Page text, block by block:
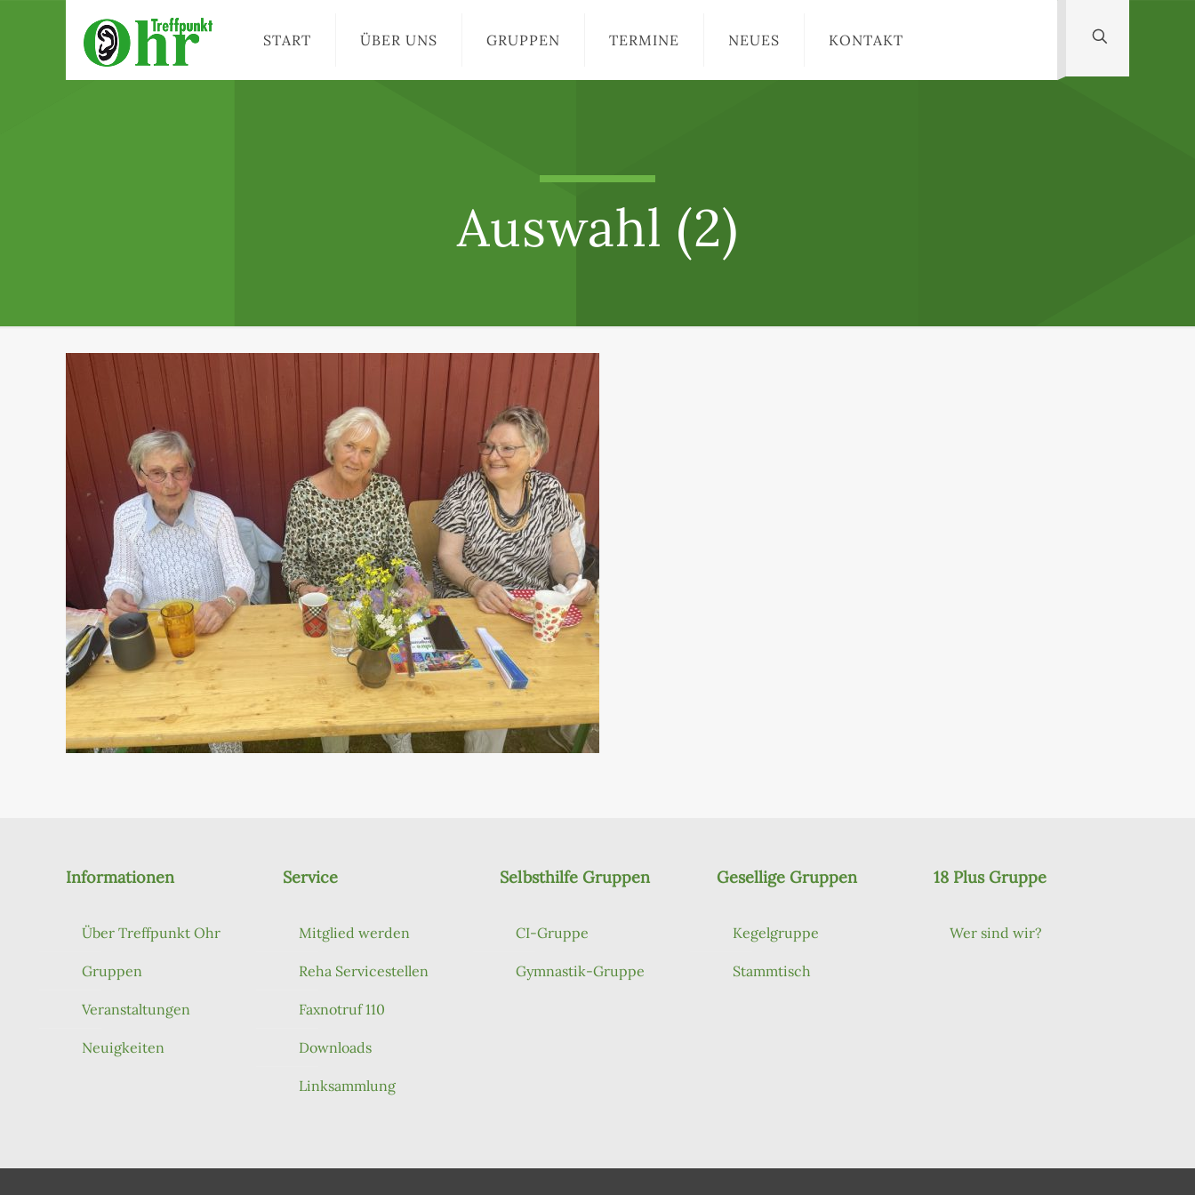
START ÜBER UNS GRUPPEN TERMINE NEUES KONTAKT
Auswahl (2)
Informationen
Über Treffpunkt Ohr
Gruppen
Veranstaltungen
Neuigkeiten
Service
Mitglied werden
Reha Servicestellen
Faxnotruf 110
Downloads
Linksammlung
Selbsthilfe Gruppen
CI-Gruppe
Gymnastik-Gruppe
Gesellige Gruppen
Kegelgruppe
Stammtisch
18 Plus Gruppe
Wer sind wir?